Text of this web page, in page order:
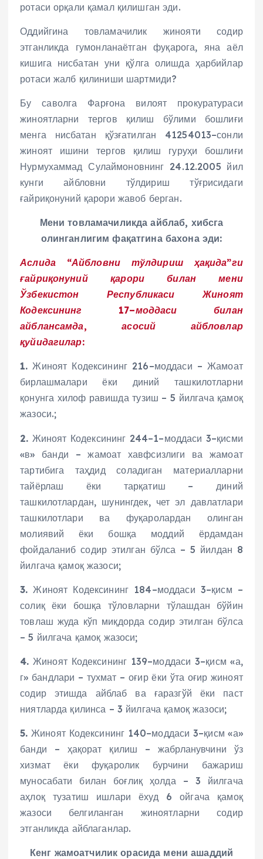
ротаси орқали қамал қилишган эди.
Оддийгина товламачилик жинояти содир
этганликда гумонланаётган фуқарога, яна аёл
кишига нисбатан уни қўлга олишда ҳарбийлар
ротаси жалб қилиниши шартмиди?
Бу саволга Фарғона вилоят прокуратураси
жиноятларни тергов қилиш бўлими бошлиғи
менга нисбатан қўзғатилган 41254013–сонли
жиноят ишини тергов қилиш гуруҳи бошлиғи
Нурмухаммад Сулаймоновнинг 24.12.2005 йил
кунги айбловни тўлдириш тўғрисидаги
ғайриқонуний қарори жавоб берган.
Мени товламачиликда айблаб, хибсга
олинганлигим фақатгина бахона эди:
Аслида “Айбловни тўлдириш ҳақида”ги
ғайриқонуний қарори билан мени
Ўзбекистон Республикаси Жиноят
Кодексининг 17–моддаси билан
айблансамда, асосий айбловлар
қуйидагилар:
1. Жиноят Кодексининг 216–моддаси – Жамоат
бирлашмалари ёки диний ташкилотларни
қонунга хилоф равишда тузиш – 5 йилгача қамоқ
жазоси.;
2. Жиноят Кодексининг 244–1–моддаси 3–қисми
«в» банди – жамоат хавфсизлиги ва жамоат
тартибига таҳдид соладиган материалларни
тайёрлаш ёки тарқатиш – диний
ташкилотлардан, шунингдек, чет эл давлатлари
ташкилотлари ва фуқаролардан олинган
молиявий ёки бошқа моддий ёрдамдан
фойдаланиб содир этилган бўлса – 5 йилдан 8
йилгача қамоқ жазоси;
3. Жиноят Кодексининг 184–моддаси 3–қисм –
солиқ ёки бошқа тўловларни тўлашдан бўйин
товлаш жуда кўп миқдорда содир этилган бўлса
– 5 йилгача қамоқ жазоси;
4. Жиноят Кодексининг 139–моддаси 3–қисм «а,
г» бандлари – тухмат – оғир ёки ўта оғир жиноят
содир этишда айблаб ва ғаразгўй ёки паст
ниятларда қилинса – 3 йилгача қамоқ жазоси;
5. Жиноят Кодексининг 140–моддаси 3–қисм «а»
банди – ҳақорат қилиш – жабрланувчини ўз
хизмат ёки фуқаролик бурчини бажариш
муносабати билан боғлиқ ҳолда – 3 йилгача
аҳлоқ тузатиш ишлари ёхуд 6 ойгача қамоқ
жазоси белгиланган жиноятларни содир
этганликда айблаганлар.
Кенг жамоатчилик орасида мени ашаддий